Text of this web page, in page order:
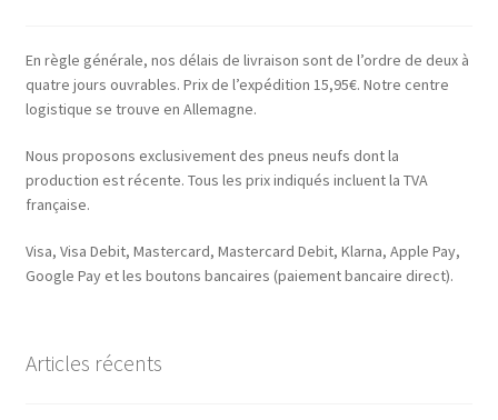
En règle générale, nos délais de livraison sont de l’ordre de deux à
quatre jours ouvrables. Prix de l’expédition 15,95€. Notre centre
logistique se trouve en Allemagne.
Nous proposons exclusivement des pneus neufs dont la
production est récente. Tous les prix indiqués incluent la TVA
française.
Visa, Visa Debit, Mastercard, Mastercard Debit, Klarna, Apple Pay,
Google Pay et les boutons bancaires (paiement bancaire direct).
Articles récents